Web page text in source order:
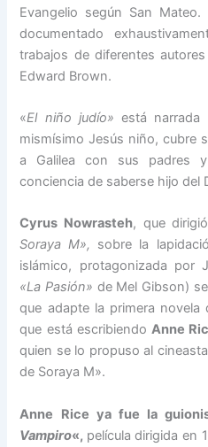
Evangelio según San
documentado
trabajos de diferentes
Edward Brown.
«El niño judío»está
mismísimo Jesús niño, cubre
a Galilea con sus padres
conciencia de saberse hijo del
Cyrus Nowrasteh, que
Soraya M», sobre la
islámico, protagonizada por
«La Pasión» de Mel Gibson)
que adapte la primera
que está escribiendoAnne
quien se lo propuso al
de Soraya M».
Anne Rice ya fue la
Vampiro«, película dirigida en